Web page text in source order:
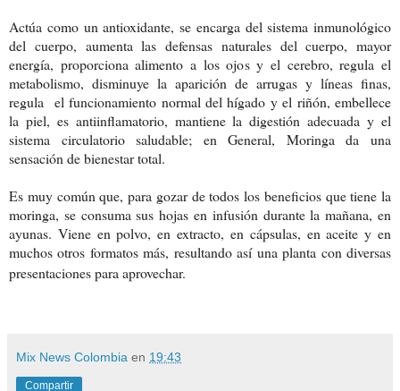
Actúa como un antioxidante, se encarga del sistema inmunológico
del cuerpo, aumenta las defensas naturales del cuerpo, mayor
energía, proporciona alimento a los ojos y el cerebro, regula el
metabolismo, disminuye la aparición de arrugas y líneas finas,
regula el funcionamiento normal del hígado y el riñón, embellece
la piel, es antiinflamatorio, mantiene la digestión adecuada y el
sistema circulatorio saludable; en General, Moringa da una
sensación de bienestar total.
Es muy común que, para gozar de todos los beneficios que tiene la
moringa, se consuma sus hojas en infusión durante la mañana, en
ayunas. Viene en polvo, en extracto, en cápsulas, en aceite y en
muchos otros formatos más, resultando así una planta con diversas
presentaciones para aprovechar.
Mix News Colombia en 19:43
Compartir